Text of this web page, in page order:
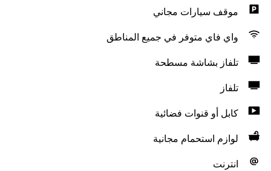
موقف سيارات مجاني
واي فاي متوفر في جميع المناطق
تلفاز بشاشة مسطحة
تلفاز
كابل أو قنوات فضائية
لوازم استحمام مجانية
انترنت